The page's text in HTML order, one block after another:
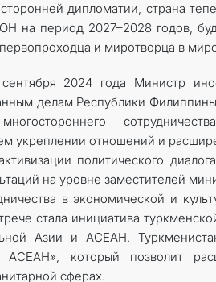
дипломатии, страна
на период 2027–2028 годов,
и миротворца в
2024 года Министр
делам Республики
укреплении отношений и
политического
на уровне заместителей
в экономической и
стала инициатива
Азии и АСЕАН.
который позволит
сферах.